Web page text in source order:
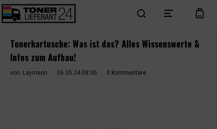
search menu cart
Tonerkartusche: Was ist das? Alles Wissenswerte &
Infos zum Aufbau!
von: Laymann 06.05.24 08:00 0 Kommentare